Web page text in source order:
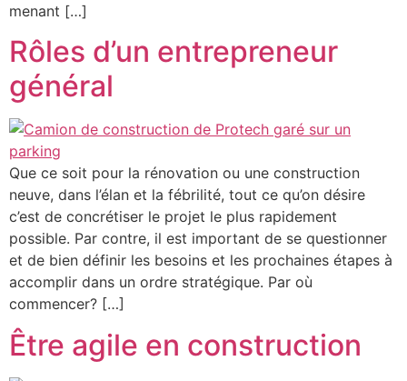
menant […]
Rôles d’un entrepreneur
général
Que ce soit pour la rénovation ou une construction
neuve, dans l’élan et la fébrilité, tout ce qu’on désire
c’est de concrétiser le projet le plus rapidement
possible. Par contre, il est important de se questionner
et de bien définir les besoins et les prochaines étapes à
accomplir dans un ordre stratégique. Par où
commencer? […]
Être agile en construction